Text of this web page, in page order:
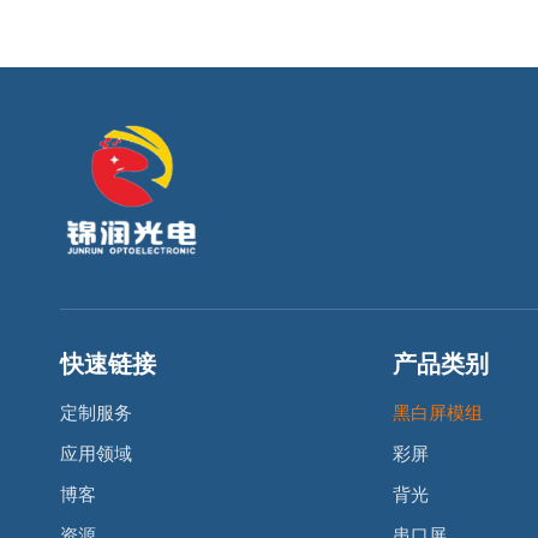
快速链接
定制服务
应用领域
博客
产品类别
黑白屏模组
彩屏
背光